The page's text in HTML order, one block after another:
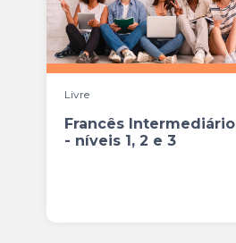
Livre
Francês Intermediário
- níveis 1, 2 e 3